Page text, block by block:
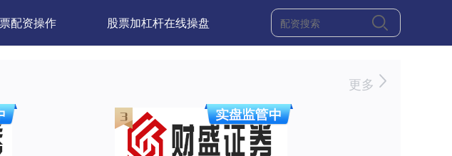
配资操作 股票加杠杆在线操盘
更多